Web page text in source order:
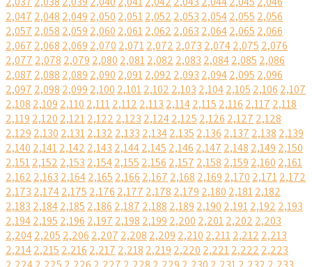
2,047 2,048 2,049 2,050 2,0512,052 2,053 2,0542,055 2,056
2,057 2,058 2,059 2,060 2,0612,062 2,063 2,0642,065 2,066
2,067 2,068 2,069 2,070 2,0712,072 2,073 2,0742,075 2,076
2,077 2,078 2,079 2,080 2,0812,082 2,083 2,0842,085 2,086
2,087 2,088 2,089 2,090 2,0912,092 2,093 2,0942,095 2,096
2,097 2,098 2,099 2,100 2,1012,102 2,103 2,1042,105 2,106 2,107
2,108 2,109 2,110 2,1112,112 2,113 2,1142,115 2,116 2,117 2,118
2,119 2,120 2,1212,122 2,123 2,1242,125 2,126 2,127 2,128
2,129 2,130 2,1312,132 2,133 2,1342,135 2,136 2,137 2,138 2,139
2,140 2,1412,142 2,143 2,1442,145 2,146 2,147 2,148 2,149 2,150
2,1512,152 2,153 2,1542,155 2,156 2,157 2,158 2,159 2,160 2,161
2,162 2,163 2,1642,165 2,166 2,167 2,168 2,169 2,170 2,1712,172
2,173 2,1742,175 2,176 2,177 2,178 2,179 2,180 2,1812,182
2,183 2,1842,185 2,186 2,187 2,188 2,189 2,190 2,1912,192 2,193
2,1942,195 2,196 2,197 2,198 2,199 2,200 2,2012,202 2,203
2,2042,205 2,206 2,207 2,208 2,209 2,210 2,2112,212 2,213
2,2142,215 2,216 2,217 2,218 2,219 2,220 2,2212,222 2,223